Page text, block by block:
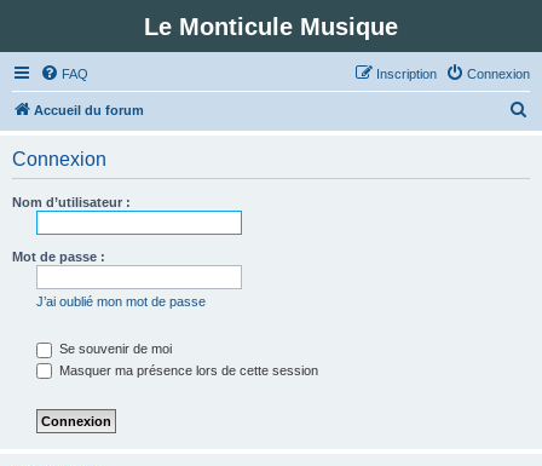
Le Monticule Musique
FAQ Connexion
Inscription
Accueil du forum
Connexion
Nom d’utilisateur :
Mot de passe :
J’ai oublié mon mot de passe
Se souvenir de moi
Masquer ma présence lors de cette session